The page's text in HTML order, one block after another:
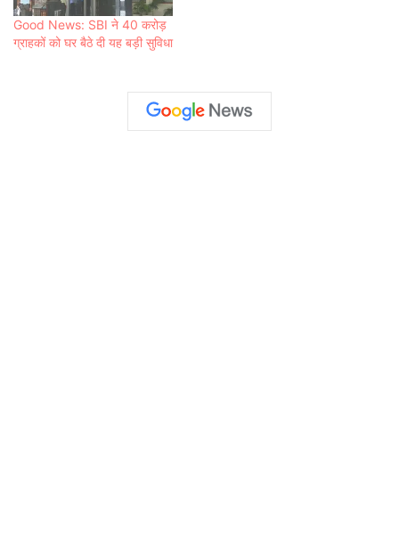
Good News: SBI ने 40 करोड़
ग्राहकों को घर बैठे दी यह बड़ी सुविधा